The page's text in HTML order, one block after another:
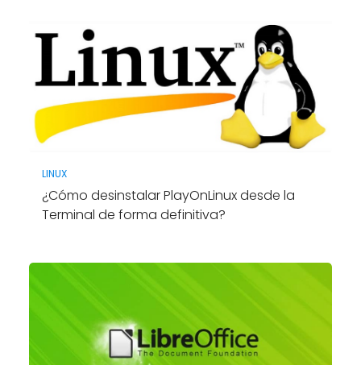
LINUX
¿Cómo desinstalar PlayOnLinux desde la
Terminal de forma definitiva?